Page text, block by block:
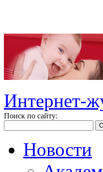
Интернет-
Поиск по сайту:
Новости